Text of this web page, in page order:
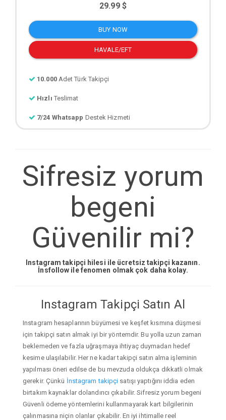
29.99 $
BUY NOW
HAVALE/EFT
10.000 Adet Türk Takipçi
Hızlı Teslimat
7/24 Whatsapp Destek Hizmeti
Sifresiz yorum
begeni
Güvenilir mi?
Instagram takipçi hilesi ile ücretsiz takipçi kazanın.
İnsfollow ile fenomen olmak çok daha kolay.
Instagram Takipçi Satın Al
Instagram hesaplarının büyümesi ve keşfet kısmına düşmesi
için takipçi satın almak iyi bir yöntemdir. Bu yolla uzun zaman
beklemeden ve fazla uğraşmaya ihtiyaç duymadan hedef
kesime ulaşılabilir. Her ne kadar takipçi satın alma işleminin
yapılması öneri edilse de bu mevzuda oldukça dikkatli olmak
gerekir. Çünkü İnstagram takipçi satışı yaptığını iddia eden
birtakım kaynaklar dolandırıcı çıkabilir. Sifresiz yorum begeni
Güvenli ödeme yöntemlerini kullanmayarak kart bilgilerinin
çalınmasına niçin olanlar çıkabilir. En iyi ihtimalle reel